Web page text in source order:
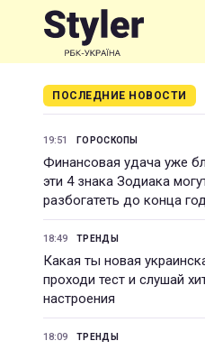
ПОСЛЕДНИЕ НОВОСТИ
19:51 ГОРОСКОПЫ
Финансовая удача уже
эти 4 знака Зодиака
разбогатеть до конца
18:49 ТРЕНДЫ
Какая ты новая
проходи тест и слушай
настроения
18:09 ТРЕНДЫ